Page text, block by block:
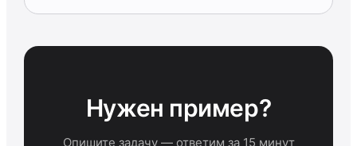
Нужен пример?
Опишите задачу — ответим за 15 минут